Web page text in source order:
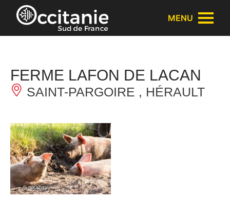
Panneau de gestion des cookies
MENU
FERME LAFON DE LACAN
SAINT-PARGOIRE , HÉRAULT
– © pixabay